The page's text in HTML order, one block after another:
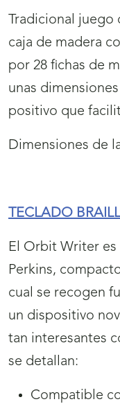
Tradicional
caja de madera
por 28 fichas de
unas
positivo que
Dimensiones de
TECLADO
El Orbit Writer
Perkins,
cual se recogen
un dispositivo
tan interesantes
se detallan:
Compatible